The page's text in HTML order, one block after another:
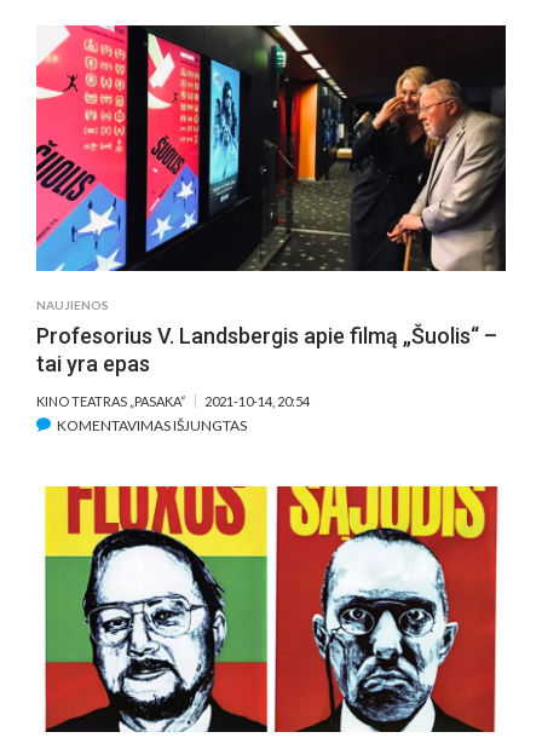
LOZNICOS
FILMO
LANDSBERGIS.
SUGRIAUTI
BLOGIO
IMPERIJĄ“
NACIONALINĖ
PREMJERA
NAUJIENOS
Profesorius V. Landsbergis apie filmą „Šuolis“ –
tai yra epas
KINO TEATRAS „PASAKA“ 2021-10-14, 20:54
KOMENTAVIMAS IŠJUNGTASĮRAŠE
LANDSBERGIS
FILMĄ